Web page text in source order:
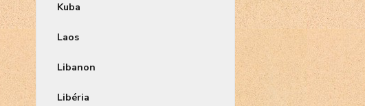
Kuba
Laos
Libanon
Libéria